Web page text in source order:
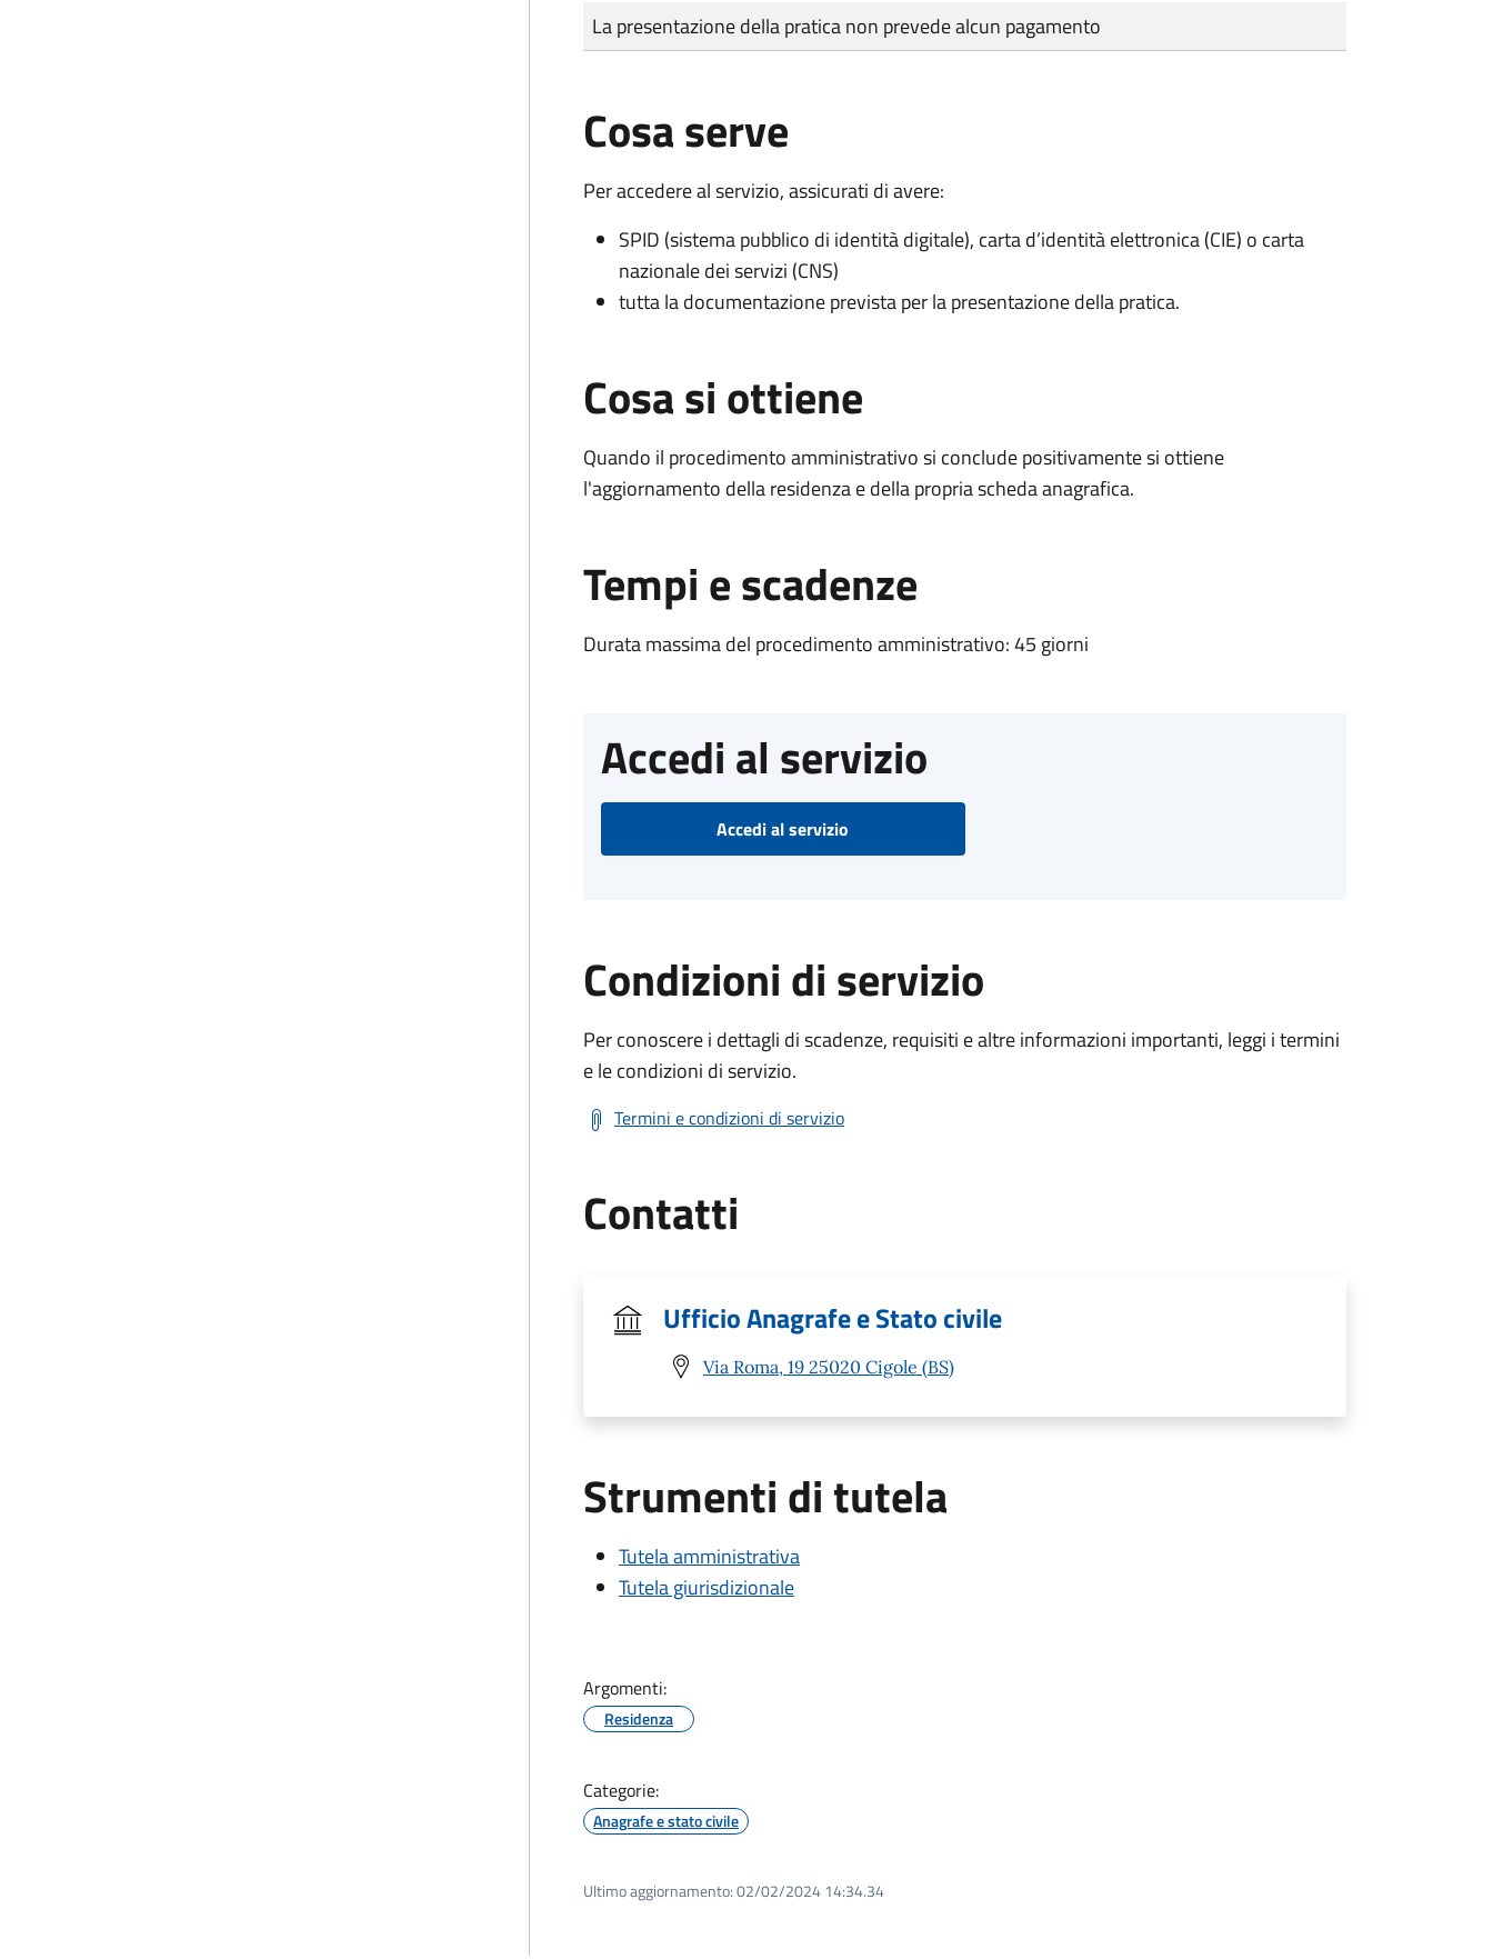
Tipo di pagamento
Importo
La presentazione della pratica non prevede alcun pagamento
Cosa serve
Per accedere al servizio, assicurati di avere:
SPID (sistema pubblico di identità digitale), carta d’identità elettronica (CIE) o carta
nazionale dei servizi (CNS)
tutta la documentazione prevista per la presentazione della pratica.
Cosa si ottiene
Quando il procedimento amministrativo si conclude positivamente si ottiene
l'aggiornamento della residenza e della propria scheda anagrafica.
Tempi e scadenze
Durata massima del procedimento amministrativo: 45 giorni
Accedi al servizio
Accedi al servizio
Condizioni di servizio
Per conoscere i dettagli di scadenze, requisiti e altre informazioni importanti, leggi i termini
e le condizioni di servizio.
Termini e condizioni di servizio
Contatti
Ufficio Anagrafe e Stato civile
Via Roma, 19 25020 Cigole (BS)
Strumenti di tutela
Tutela amministrativa
Tutela giurisdizionale
Argomenti:
Residenza
Categorie:
Anagrafe e stato civile
Ultimo aggiornamento:02/02/2024 14:34.34